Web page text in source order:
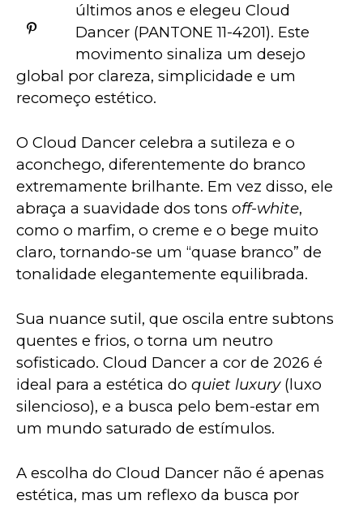
últimos anos e elegeu Cloud
Dancer (PANTONE 11-4201). Este
movimento sinaliza um desejo
global por clareza, simplicidade e um
recomeço estético.
O Cloud Dancer celebra a sutileza e o
aconchego, diferentemente do branco
extremamente brilhante. Em vez disso, ele
abraça a suavidade dos tons off-white,
como o marfim, o creme e o bege muito
claro, tornando-se um “quase branco” de
tonalidade elegantemente equilibrada.
Sua nuance sutil, que oscila entre subtons
quentes e frios, o torna um neutro
sofisticado. Cloud Dancer a cor de 2026 é
ideal para a estética do quiet luxury (luxo
silencioso), e a busca pelo bem-estar em
um mundo saturado de estímulos.
A escolha do Cloud Dancer não é apenas
estética, mas um reflexo da busca por